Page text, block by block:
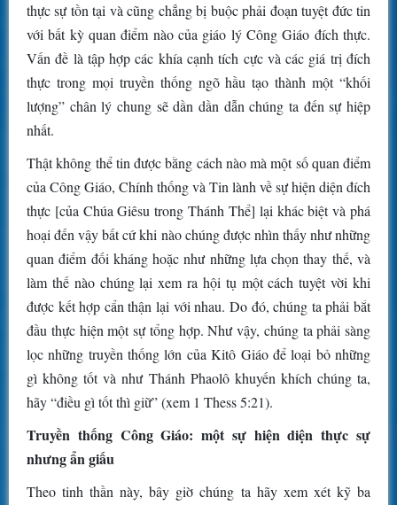
thực sự tồn tại và cũng chẳng bị buộc phải đoạn tuyệt đức tin
với bất kỳ quan điểm nào của giáo lý Công Giáo đích thực.
Vấn đề là tập hợp các khía cạnh tích cực và các giá trị đích
thực trong mọi truyền thống ngõ hầu tạo thành một “khối
lượng” chân lý chung sẽ dần dần dẫn chúng ta đến sự hiệp
nhất.
Thật không thể tin được bằng cách nào mà một số quan điểm
của Công Giáo, Chính thống và Tin lành về sự hiện diện đích
thực [của Chúa Giêsu trong Thánh Thể] lại khác biệt và phá
hoại đến vậy bất cứ khi nào chúng được nhìn thấy như những
quan điểm đối kháng hoặc như những lựa chọn thay thế, và
làm thế nào chúng lại xem ra hội tụ một cách tuyệt vời khi
được kết hợp cẩn thận lại với nhau. Do đó, chúng ta phải bắt
đầu thực hiện một sự tổng hợp. Như vậy, chúng ta phải sàng
lọc những truyền thống lớn của Kitô Giáo để loại bỏ những
gì không tốt và như Thánh Phaolô khuyến khích chúng ta,
hãy “điều gì tốt thì giữ” (xem 1 Thess 5:21).
Truyền thống Công Giáo: một sự hiện diện thực sự
nhưng ẩn giấu
Theo tinh thần này, bây giờ chúng ta hãy xem xét kỹ ba